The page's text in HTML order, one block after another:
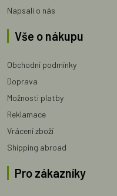
Napsali o nás
Vše o nákupu
Obchodní podmínky
Doprava
Možnosti platby
Reklamace
Vrácení zboží
Shipping abroad
Pro zákazníky